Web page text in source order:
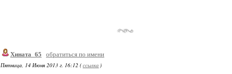
Хината_65
обратиться по имени
Пятница, 14 Июня 2013 г. 16:12 (ссылка )